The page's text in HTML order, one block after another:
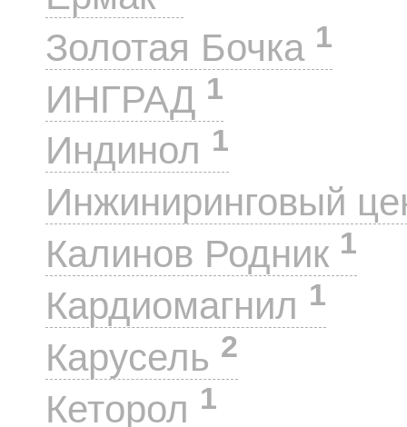
Золотая Бочка 1
ИНГРАД 1
Индинол 1
Инжиниринговый
Калинов Родник 1
Кардиомагнил 1
Карусель 2
Кеторол 1